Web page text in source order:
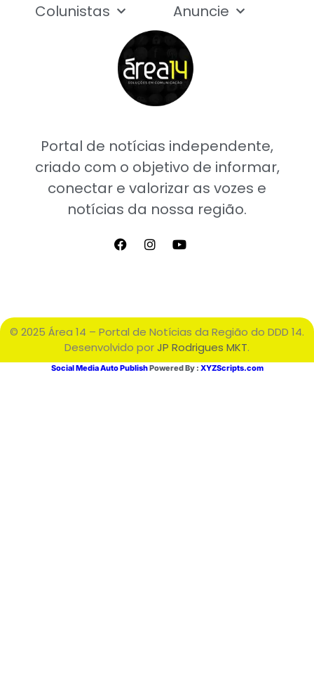
Portal de notícias independente,
criado com o objetivo de informar,
conectar e valorizar as vozes e
notícias da nossa região.
Colunistas
Anuncie
© 2025 Área 14 – Portal de Notícias da Região do DDD 14.
Desenvolvido porJP Rodrigues MKT.
Social Media Auto PublishPowered By : XYZScripts.com